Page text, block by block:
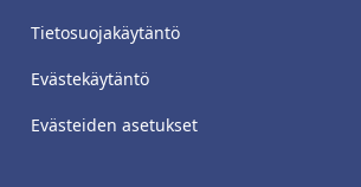
Tietosuojakäytäntö
Evästekäytäntö
Evästeiden asetukset